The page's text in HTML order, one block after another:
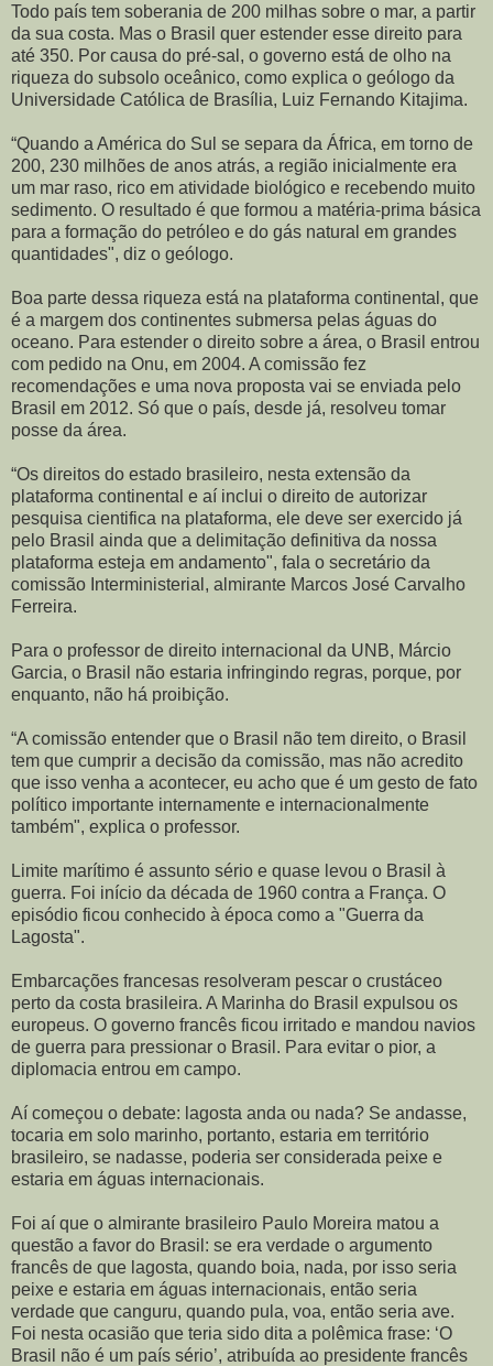
Todo país tem soberania de 200 milhas sobre o mar, a partir
da sua costa. Mas o Brasil quer estender esse direito para
até 350. Por causa do pré-sal, o governo está de olho na
riqueza do subsolo oceânico, como explica o geólogo da
Universidade Católica de Brasília, Luiz Fernando Kitajima.
“Quando a América do Sul se separa da África, em torno de
200, 230 milhões de anos atrás, a região inicialmente era
um mar raso, rico em atividade biológico e recebendo muito
sedimento. O resultado é que formou a matéria-prima básica
para a formação do petróleo e do gás natural em grandes
quantidades", diz o geólogo.
Boa parte dessa riqueza está na plataforma continental, que
é a margem dos continentes submersa pelas águas do
oceano. Para estender o direito sobre a área, o Brasil entrou
com pedido na Onu, em 2004. A comissão fez
recomendações e uma nova proposta vai se enviada pelo
Brasil em 2012. Só que o país, desde já, resolveu tomar
posse da área.
“Os direitos do estado brasileiro, nesta extensão da
plataforma continental e aí inclui o direito de autorizar
pesquisa cientifica na plataforma, ele deve ser exercido já
pelo Brasil ainda que a delimitação definitiva da nossa
plataforma esteja em andamento", fala o secretário da
comissão Interministerial, almirante Marcos José Carvalho
Ferreira.
Para o professor de direito internacional da UNB, Márcio
Garcia, o Brasil não estaria infringindo regras, porque, por
enquanto, não há proibição.
“A comissão entender que o Brasil não tem direito, o Brasil
tem que cumprir a decisão da comissão, mas não acredito
que isso venha a acontecer, eu acho que é um gesto de fato
político importante internamente e internacionalmente
também", explica o professor.
Limite marítimo é assunto sério e quase levou o Brasil à
guerra. Foi início da década de 1960 contra a França. O
episódio ficou conhecido à época como a "Guerra da
Lagosta".
Embarcações francesas resolveram pescar o crustáceo
perto da costa brasileira. A Marinha do Brasil expulsou os
europeus. O governo francês ficou irritado e mandou navios
de guerra para pressionar o Brasil. Para evitar o pior, a
diplomacia entrou em campo.
Aí começou o debate: lagosta anda ou nada? Se andasse,
tocaria em solo marinho, portanto, estaria em território
brasileiro, se nadasse, poderia ser considerada peixe e
estaria em águas internacionais.
Foi aí que o almirante brasileiro Paulo Moreira matou a
questão a favor do Brasil: se era verdade o argumento
francês de que lagosta, quando boia, nada, por isso seria
peixe e estaria em águas internacionais, então seria
verdade que canguru, quando pula, voa, então seria ave.
Foi nesta ocasião que teria sido dita a polêmica frase: ‘O
Brasil não é um país sério’, atribuída ao presidente francês